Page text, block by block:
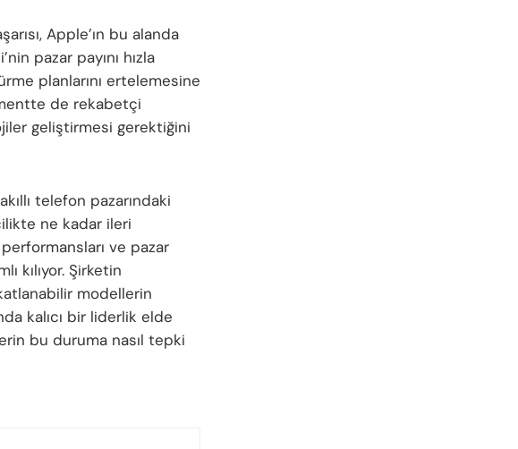
Apple’ın bu alanda
pazar payını hızla
planlarını ertelemesine
de rekabetçi
geliştirmesi gerektiğini
telefon pazarındaki
ne kadar ileri
ve pazar
kılıyor. Şirketin
modellerin
kalıcı bir liderlik elde
bu duruma nasıl tepki